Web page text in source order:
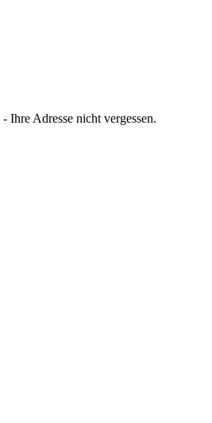
- Ihre Adresse nicht vergessen.